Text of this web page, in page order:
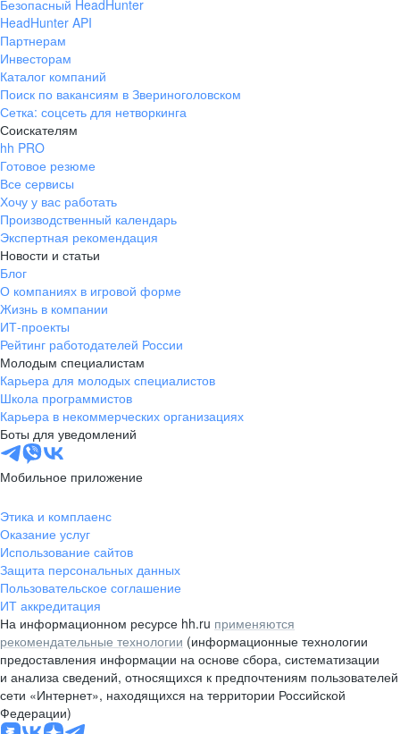
Безопасный HeadHunter
HeadHunter API
Партнерам
Инвесторам
Каталог компаний
Поиск по вакансиям в Звериноголовском
Сетка: соцсеть для нетворкинга
Соискателям
hh PRO
Готовое резюме
Все сервисы
Хочу у вас работать
Производственный календарь
Экспертная рекомендация
Новости и статьи
Блог
О компаниях в игровой форме
Жизнь в компании
ИТ-проекты
Рейтинг работодателей России
Молодым специалистам
Карьера для молодых специалистов
Школа программистов
Карьера в некоммерческих организациях
Боты для уведомлений
Мобильное приложение
Этика и комплаенс
Оказание услуг
Использование сайтов
Защита персональных данных
Пользовательское соглашение
ИТ аккредитация
На информационном ресурсе hh.ru применяются
рекомендательные технологии (информационные технологии
предоставления информации на основе сбора, систематизации
и анализа сведений, относящихся к предпочтениям пользователей
сети «Интернет», находящихся на территории Российской
Федерации)